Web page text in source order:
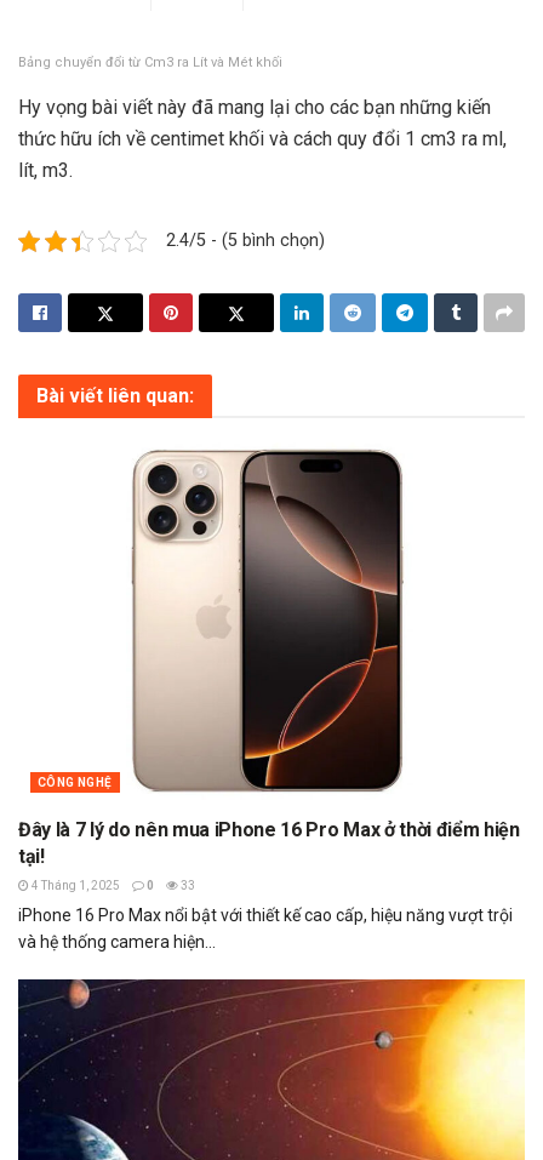
Bảng chuyển đổi từ Cm3 ra Lít và Mét khối
Hy vọng bài viết này đã mang lại cho các bạn những kiến
thức hữu ích về centimet khối và cách quy đổi 1 cm3 ra ml,
lít, m3.
2.4/5 - (5 bình chọn)
Bài viết liên quan:
CÔNG NGHỆ
Đây là 7 lý do nên mua iPhone 16 Pro Max ở thời điểm hiện
tại!
4 Tháng 1, 2025 0 33
iPhone 16 Pro Max nổi bật với thiết kế cao cấp, hiệu năng vượt trội
và hệ thống camera hiện...